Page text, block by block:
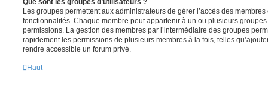
Les groupes permettent aux administrateurs de gérer l’accès des
fonctionnalités. Chaque membre peut appartenir à un ou plusieurs
permissions. La gestion des membres par l’intermédiaire des groupes
rapidement les permissions de plusieurs membres à la fois, telles
rendre accessible un forum privé.
Haut